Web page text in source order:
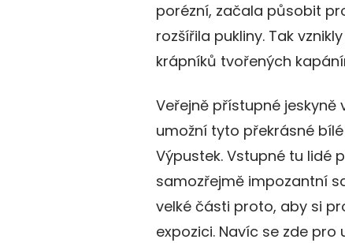
porézní, začala působit
rozšířila pukliny. Tak
krápníků tvořených
Veřejně přístupné jeskyně
umožní tyto překrásné
Výpustek. Vstupné tu lidé
samozřejmě impozantní
velké části proto, aby si
expozici. Navíc se zde